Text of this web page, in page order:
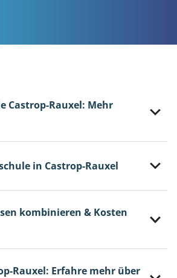
Castrop-Rauxel: Mehr
in Castrop-Rauxel
kombinieren & Kosten
Rauxel: Erfahre mehr über